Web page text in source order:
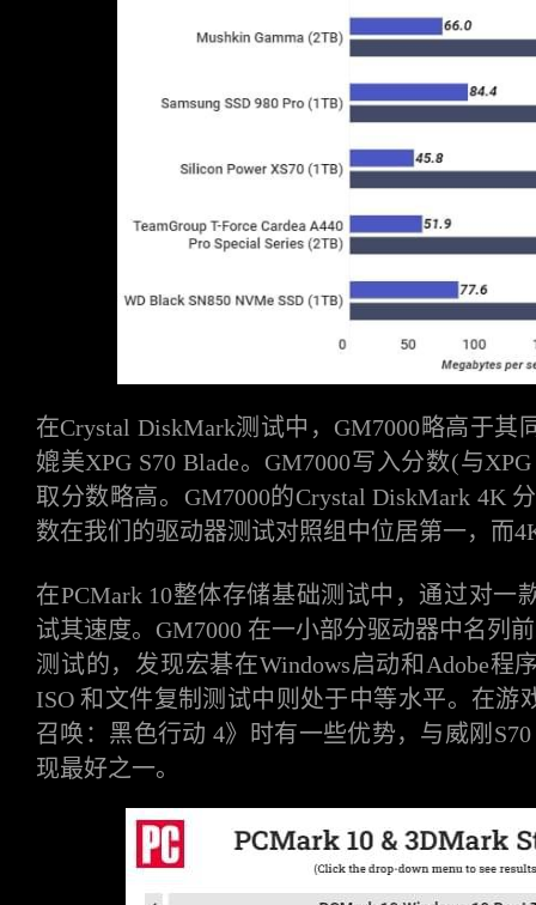
在Crystal DiskMark测试中，GM7000略高于
媲美XPG S70 Blade。GM7000写入分数(与
取分数略高。GM7000的Crystal DiskMark 4K
数在我们的驱动器测试对照组中位居第一， 而
在PCMark 10整体存储基础测试中，通过对一
试其速度。GM7000 在一小部分驱动器中名列
测试的，发现宏碁在Windows启动和Adobe程
ISO 和文件复制测试中则处于中等水平。在游
召唤：黑色行动 4》时有一些优势，与威刚
现最好之一。